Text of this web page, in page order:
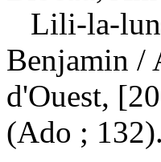
Lili-la-
Benjamin /
d'Ouest,
(Ado ; 132).